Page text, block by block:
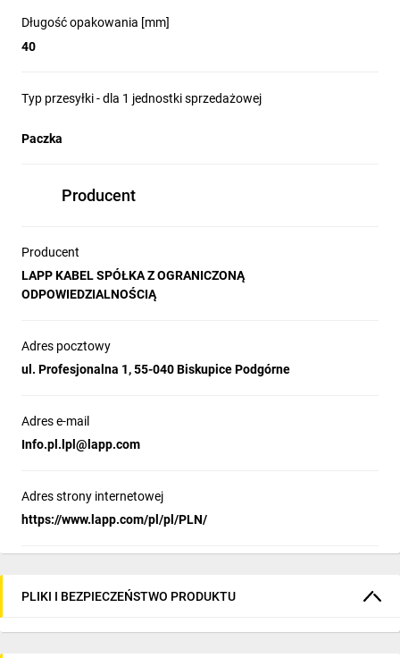
Długość opakowania [mm]
40
Typ przesyłki - dla 1 jednostki sprzedażowej
Paczka
Producent
Producent
LAPP KABEL SPÓŁKA Z OGRANICZONĄ
ODPOWIEDZIALNOŚCIĄ
Adres pocztowy
ul. Profesjonalna 1, 55-040 Biskupice Podgórne
Adres e-mail
Info.pl.lpl@lapp.com
Adres strony internetowej
https://www.lapp.com/pl/pl/PLN/
PLIKI I BEZPIECZEŃSTWO PRODUKTU